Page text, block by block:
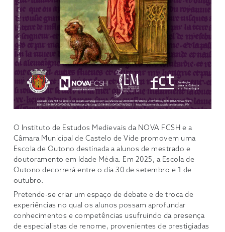
O Instituto de Estudos Medievais da NOVA FCSH e a
Câmara Municipal de Castelo de Vide promovem uma
Escola de Outono destinada a alunos de mestrado e
doutoramento em Idade Média. Em 2025, a Escola de
Outono decorrerá entre o dia 30 de setembro e 1 de
outubro.
Pretende-se criar um espaço de debate e de troca de
experiências no qual os alunos possam aprofundar
conhecimentos e competências usufruindo da presença
de especialistas de renome, provenientes de prestigiadas